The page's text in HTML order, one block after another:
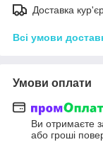
Доставка
Всі умови
Умови оплати
Ви отримаєте
або гроші